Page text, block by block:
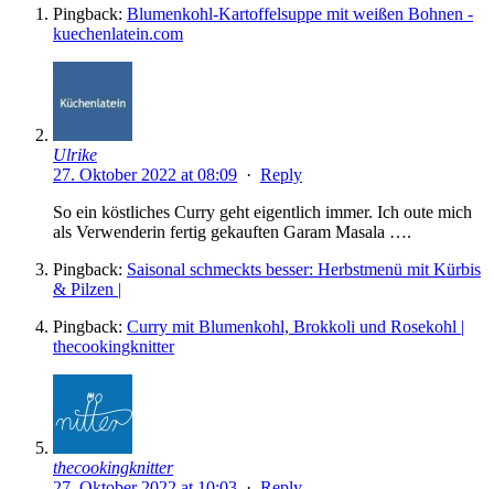
Pingback: Blumenkohl-Kartoffelsuppe mit weißen Bohnen -
kuechenlatein.com
Ulrike
27. Oktober 2022 at 08:09 · Reply
So ein köstliches Curry geht eigentlich immer. Ich oute mich
als Verwenderin fertig gekauften Garam Masala ….
Pingback: Saisonal schmeckts besser: Herbstmenü mit Kürbis
& Pilzen |
Pingback: Curry mit Blumenkohl, Brokkoli und Rosekohl |
thecookingknitter
thecookingknitter